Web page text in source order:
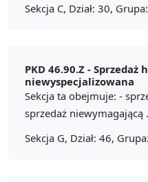
Sekcja C, Dział: 30,
PKD 46.90.Z - Sprzedaż
niewyspecjalizowana
Sekcja ta obejmuje: -
sprzedaż niewymagającą
Sekcja G, Dział: 46,